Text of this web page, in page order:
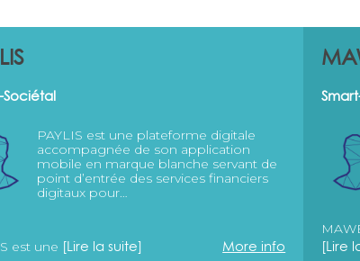
Sociétal
PAYLIS est une plateforme digitale
accompagnée de son application
mobile en marque blanche servant de
point d’entrée des services financiers
digitaux pour…
est une [Lire la suite] More info [Lire